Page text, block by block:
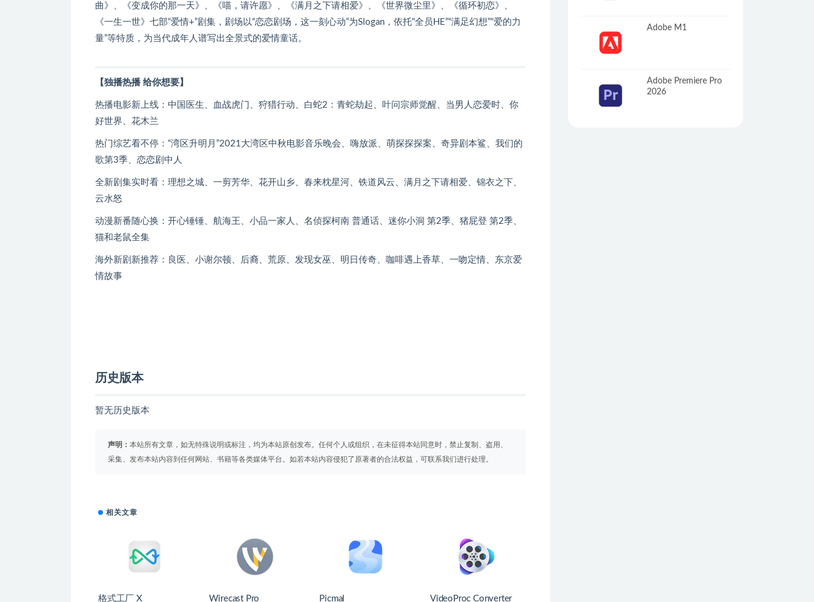
曲》、《变成你的那一天》、《喵，请许愿》、《满月之下请相爱》、《世界微尘里》、《循环初恋》、
《一生一世》七部“爱情+”剧集，剧场以“恋恋剧场，这一刻心动”为Slogan，依托“全员HE”“满足幻想”“爱的力
量”等特质，为当代成年人谱写出全景式的爱情童话。
【独播热播 给你想要】
热播电影新上线：中国医生、血战虎门、狩猎行动、白蛇2：青蛇劫起、叶问宗师觉醒、当男人恋爱时、你
好世界、花木兰
热门综艺看不停：“湾区升明月”2021大湾区中秋电影音乐晚会、嗨放派、萌探探探案、奇异剧本鲨、我们的
歌第3季、恋恋剧中人
全新剧集实时看：理想之城、一剪芳华、花开山乡、春来枕星河、铁道风云、满月之下请相爱、锦衣之下、
云水怒
动漫新番随心换：开心锤锤、航海王、小品一家人、名侦探柯南 普通话、迷你小洞 第2季、猪屁登 第2季、
猫和老鼠全集
海外新剧新推荐：良医、小谢尔顿、后裔、荒原、发现女巫、明日传奇、咖啡遇上香草、一吻定情、东京爱
情故事
历史版本
暂无历史版本
声明： 本站所有文章，如无特殊说明或标注，均为本站原创发布。任何个人或组织，在未征得本站同意时，禁止复制、盗用、
采集、发布本站内容到任何网站、书籍等各类媒体平台。如若本站内容侵犯了原著者的合法权益，可联系我们进行处理。
相关文章
格式工厂 X Wirecast Pro Picmal VideoProc Converter
Adobe M1
Adobe Premiere Pro
2026